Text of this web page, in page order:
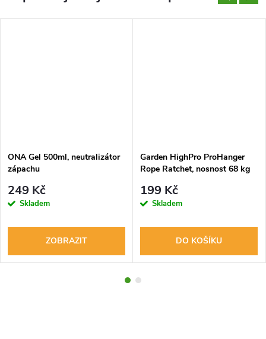
ONA Gel 500ml, neutralizátor
zápachu
249 Kč
Skladem
ZOBRAZIT
Garden HighPro ProHanger
Rope Ratchet, nosnost 68 kg
199 Kč
Skladem
DO KOŠÍKU